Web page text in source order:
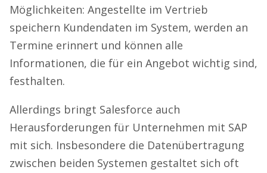
Möglichkeiten: Angestellte im Vertrieb
speichern Kundendaten im System, werden an
Termine erinnert und können alle
Informationen, die für ein Angebot wichtig sind,
festhalten.
Allerdings bringt Salesforce auch
Herausforderungen für Unternehmen mit SAP
mit sich. Insbesondere die Datenübertragung
zwischen beiden Systemen gestaltet sich oft